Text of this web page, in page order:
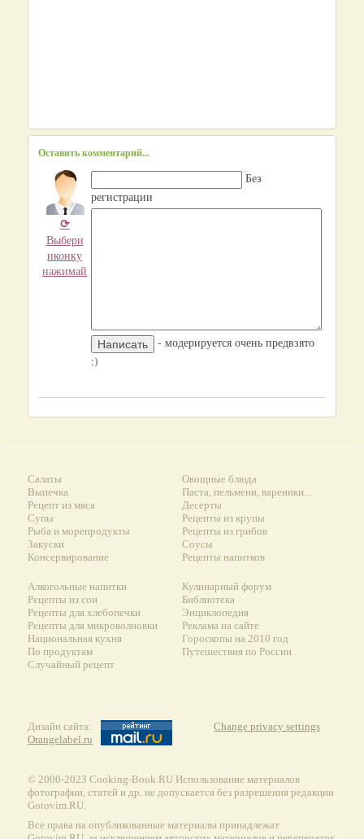
Оставить комментарий...
⟳
Выбери
иконку
нажимай
Без
регистрации
- модерируется очень предвзято
:)
Салаты
Выпечка
Рецепт из мяса
Супы
Рыба и морепродукты
Закуски
Консервирование
Овощные блюда
Паста, пельмени, вареники...
Десерты
Рецепты из крупы
Рецепты из грибов
Соусы
Рецепты напитков
Алкогольные напитки
Рецепты из сои
Рецепты для хлебопечки
Рецепты для микроволновки
Национальная кухня
По продуктам
Случайный рецепт
Кулинарный форум
Библиотека
Энциклопедия
Реклама на сайте
Гороскопы на 2010 год
Путешествия по России
Дизайн сайта:
Orangelabel.ru
Change privacy settings
© 2000-2023 Сooking-Book.RU Использование материалов
фотографии, статей и др. не допускается без разрешения редакции
Gotovim.RU.
Все права на опубликованные материалы принадлежат